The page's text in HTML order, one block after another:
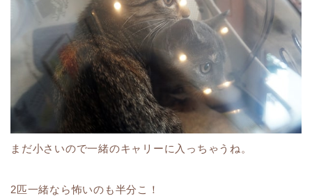
まだ小さいので一緒のキャリーに入っちゃうね。
2匹一緒なら怖いのも半分こ！